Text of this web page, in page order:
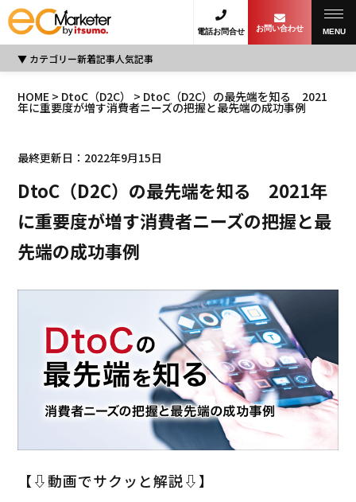
電話お問合せ お問い合わせ MENU
カテゴリー新着記事人気記事
HOME > DtoC（D2C） > DtoC（D2C）の最先端を知る 2021
年に重要度が増す消費者ニーズの把握と最先端の成功事例
最終更新日：2022年9月15日
DtoC（D2C）の最先端を知る 2021年
に重要度が増す消費者ニーズの把握と最
先端の成功事例
【⇩動画でサクッと解説⇩】